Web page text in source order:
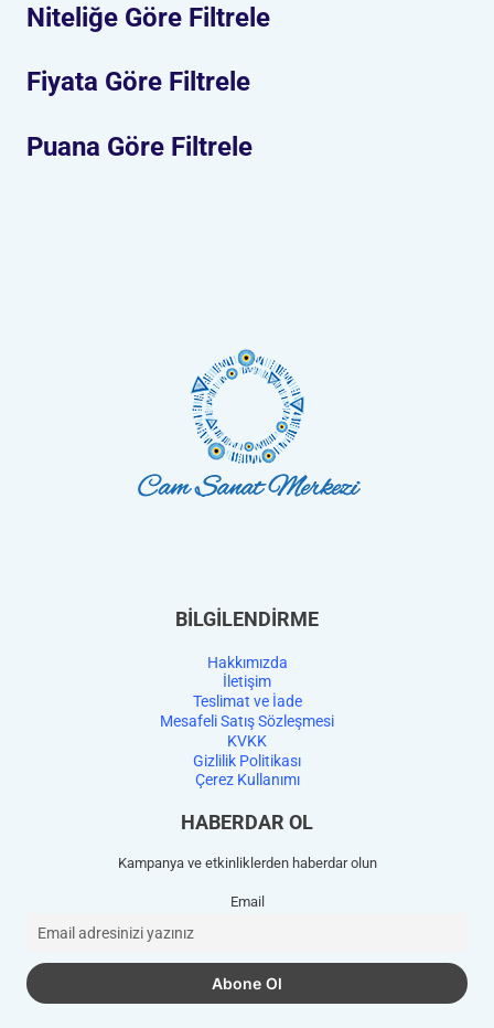
Niteliğe Göre Filtrele
Fiyata Göre Filtrele
Puana Göre Filtrele
BİLGİLENDİRME
Hakkımızda
İletişim
Teslimat ve İade
Mesafeli Satış Sözleşmesi
KVKK
Gizlilik Politikası
Çerez Kullanımı
HABERDAR OL
Kampanya ve etkinliklerden haberdar olun
Email